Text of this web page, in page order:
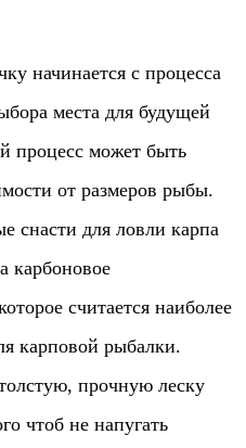
начинается с процесса
места для будущей
процесс может быть
от размеров рыбы.
снасти для ловли карпа
карбоновое
считается наиболее
карповой рыбалки.
прочную леску
чтоб не напугать